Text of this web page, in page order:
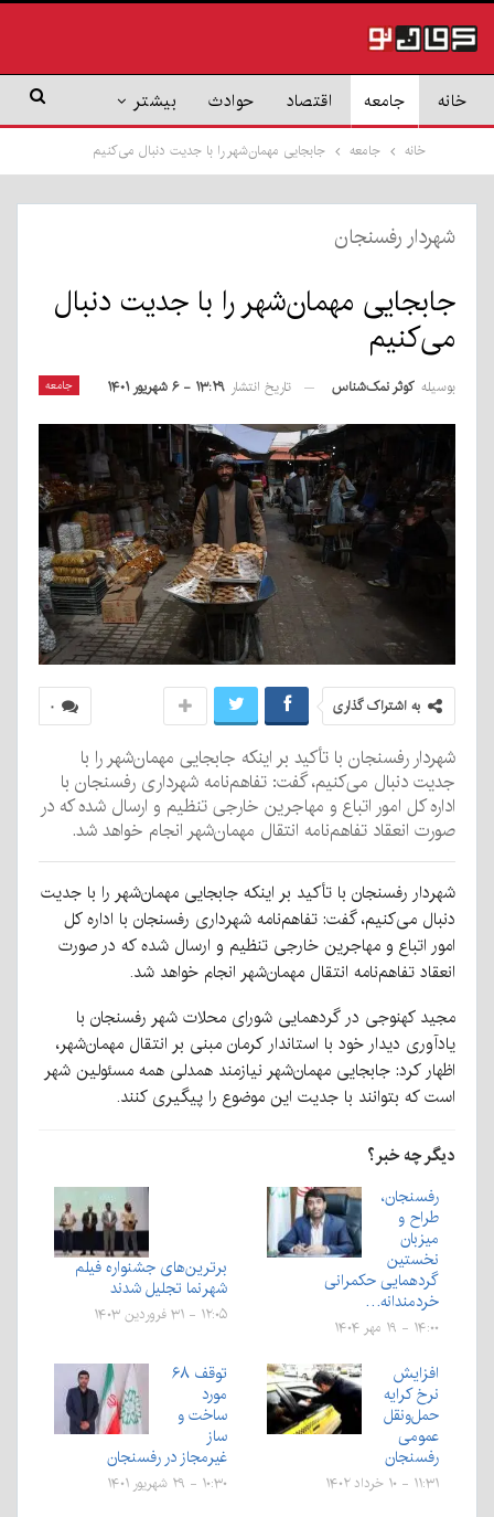
خانه جامعه اقتصاد حوادث بیشتر
خانه جامعه جابجایی مهمان‌شهر را با جدیت دنبال می‌کنیم
شهردار رفسنجان
جابجایی مهمان‌شهر را با جدیت دنبال
می‌کنیم
جامعه بوسیله کوثر نمک‌شناس تاریخ انتشار ۱۳:۲۹ - ۶ شهریور ۱۴۰۱
۰ به اشتراک گذاری
شهردار رفسنجان با تأکید بر اینکه جابجایی مهمان‌شهر را با
جدیت دنبال می‌کنیم، گفت: تفاهم‌نامه شهرداری رفسنجان با
اداره کل امور اتباع و مهاجرین خارجی تنظیم و ارسال شده که در
صورت انعقاد تفاهم‌نامه انتقال مهمان‌شهر انجام خواهد شد.
شهردار رفسنجان با تأکید بر اینکه جابجایی مهمان‌شهر را با جدیت
دنبال می‌کنیم، گفت: تفاهم‌نامه شهرداری رفسنجان با اداره کل
امور اتباع و مهاجرین خارجی تنظیم و ارسال شده که در صورت
انعقاد تفاهم‌نامه انتقال مهمان‌شهر انجام خواهد شد.
مجید کهنوجی در گردهمایی شورای محلات شهر رفسنجان با
یادآوری دیدار خود با استاندار کرمان مبنی بر انتقال مهمان‌شهر،
اظهار کرد: جابجایی مهمان‌شهر نیازمند همدلی همه مسئولین شهر
است که بتوانند با جدیت این موضوع را پیگیری کنند.
دیگر چه خبر؟
رفسنجان،
طراح و
میزبان
نخستین
گردهمایی حکمرانی
خردمندانه…
۱۴:۰۰ - ۱۹ مهر ۱۴۰۴
برترین‌های جشنواره فیلم
شهرنما تجلیل شدند
۱۲:۰۵ - ۳۱ فروردین ۱۴۰۳
افزایش
نرخ کرایه‌
حمل‌ونقل
عمومی
رفسنجان
۱۱:۳۱ - ۱۰ خرداد ۱۴۰۲
توقف ۶۸
مورد
ساخت و
ساز
غیرمجاز در رفسنجان
۱۰:۳۰ - ۲۹ شهریور ۱۴۰۱